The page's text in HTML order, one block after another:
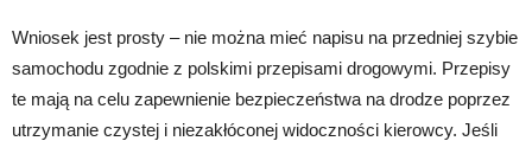
Wniosek jest prosty – nie można mieć napisu na przedniej szybie
samochodu zgodnie z polskimi przepisami drogowymi. Przepisy
te mają na celu zapewnienie bezpieczeństwa na drodze poprzez
utrzymanie czystej i niezakłóconej widoczności kierowcy. Jeśli